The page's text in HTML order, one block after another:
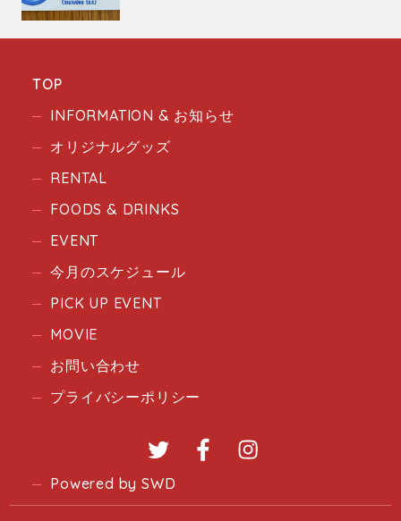
TOP
INFORMATION & お知らせ
オリジナルグッズ
RENTAL
FOODS & DRINKS
EVENT
今月のスケジュール
PICK UP EVENT
MOVIE
お問い合わせ
プライバシーポリシー
Twitter Facebook
Powered by SWD